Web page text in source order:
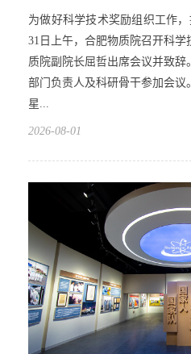
为做好科学技术奖励组织工作
31日上午，合肥物质院召开科
质院副院长屈哲出席会议并致
部门负责人及科研骨干参加会
星...
2026-08-01